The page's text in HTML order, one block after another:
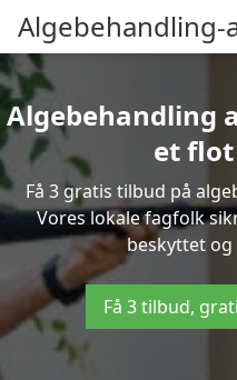
Algebehandling-
Algebehandling
et
Få 3 gratis tilbud på
Vores lokale fagfolk
beskyttet
Få 3 tilbud,